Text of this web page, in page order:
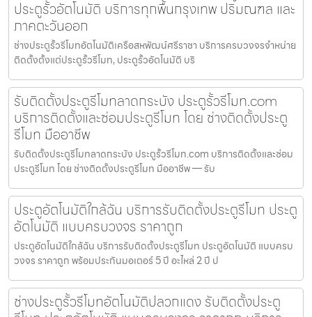
ประตูรั้วอัตโนมัติ บริการทุกพื้นกรุงเทพ ปริมณฑล และ
ภาคตะวันออก
ช่างประตูรั้วรีโมทอัตโนมัติเครือสหพัฒน์ศรีราชา บริการครบวงจรจำหน่าย
ติดตั้งตั้งแต่ประตูรั้วรีโมท, ประตูรั้วอัตโนมัติ บริ
รับติดตั้งประตูรีโมทลาดกระบัง ประตูรั้วรีโมท.com
บริการติดตั้งและซ่อมประตูรีโมท โดย ช่างติดตั้งประตู
รีโมท มืออาชีพ
รับติดตั้งประตูรีโมทลาดกระบัง ประตูรั้วรีโมท.com บริการติดตั้งและซ่อม
ประตูรีโมท โดย ช่างติดตั้งประตูรีโมท มืออาชีพ — รับ
ประตูอัตโนมัติใกล้ฉัน บริการรับติดตั้งประตูรีโมท ประตู
อัตโนมัติ แบบครบวงจร ราคาถูก
ประตูอัตโนมัติใกล้ฉัน บริการรับติดตั้งประตูรีโมท ประตูอัตโนมัติ แบบครบ
วงจร ราคาถูก พร้อมประกันมอเตอร์ 5 ปี อะไหล่ 2 ปี ป
ช่างประตูรั้วรีโมทอัตโนมัติปลวกแดง รับติดตั้งประตู